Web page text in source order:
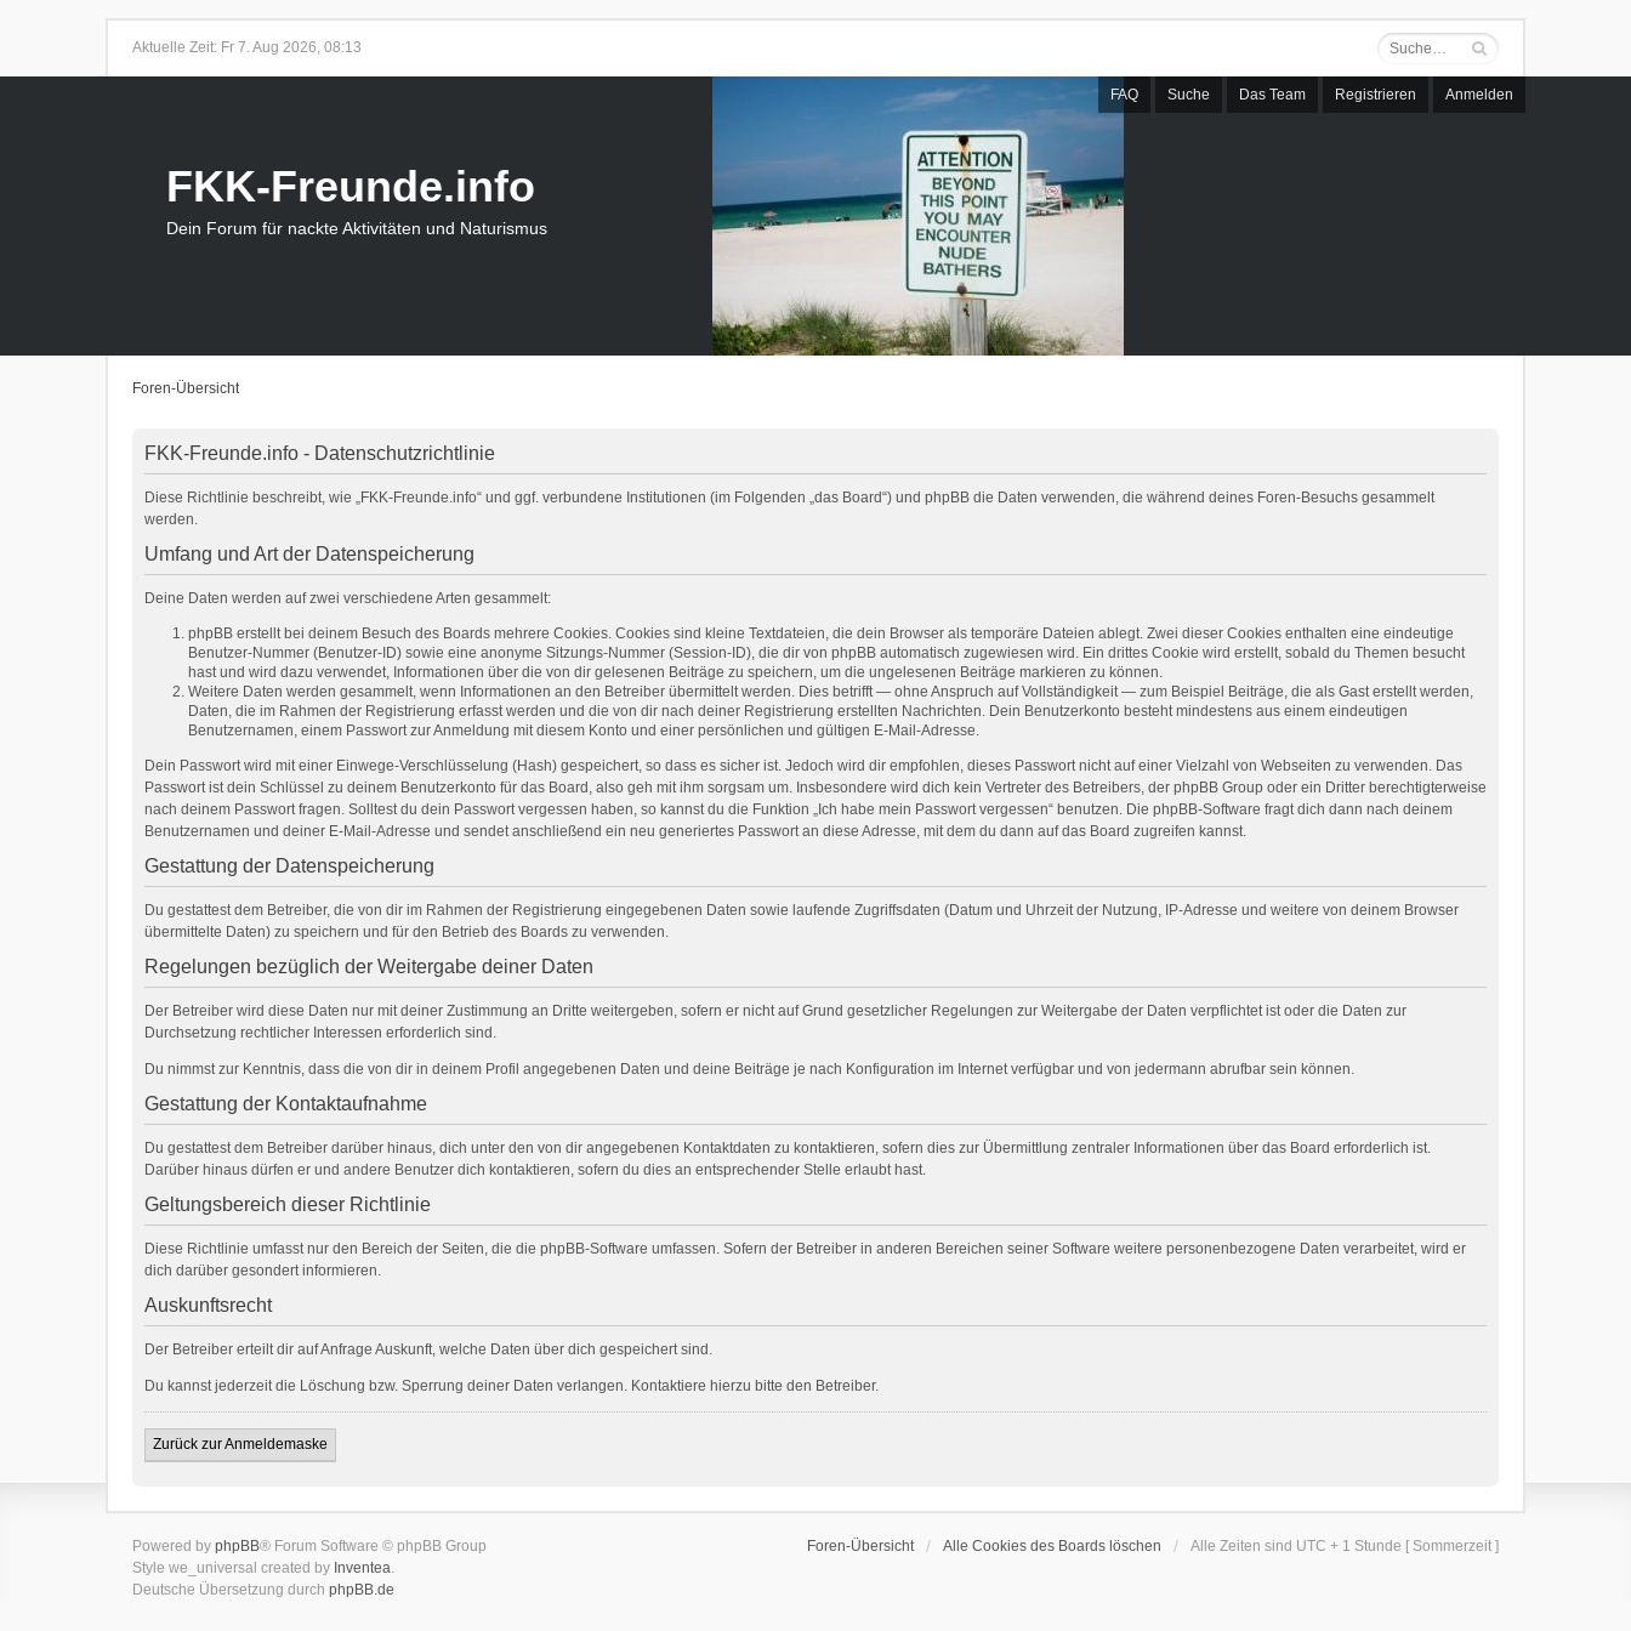
Aktuelle Zeit: Fr 7. Aug 2026, 08:13
FAQ Suche Das Team Registrieren Anmelden
FKK-Freunde.info
Dein Forum für nackte Aktivitäten und Naturismus
Foren-Übersicht
FKK-Freunde.info - Datenschutzrichtlinie
Diese Richtlinie beschreibt, wie „FKK-Freunde.info“ und ggf. verbundene Institutionen (im Folgenden „das Board“) und phpBB die Daten verwenden, die während deines Foren-Besuchs gesammelt
werden.
Umfang und Art der Datenspeicherung
Deine Daten werden auf zwei verschiedene Arten gesammelt:
phpBB erstellt bei deinem Besuch des Boards mehrere Cookies. Cookies sind kleine Textdateien, die dein Browser als temporäre Dateien ablegt. Zwei dieser Cookies enthalten eine eindeutige
Benutzer-Nummer (Benutzer-ID) sowie eine anonyme Sitzungs-Nummer (Session-ID), die dir von phpBB automatisch zugewiesen wird. Ein drittes Cookie wird erstellt, sobald du Themen besucht
hast und wird dazu verwendet, Informationen über die von dir gelesenen Beiträge zu speichern, um die ungelesenen Beiträge markieren zu können.
Weitere Daten werden gesammelt, wenn Informationen an den Betreiber übermittelt werden. Dies betrifft — ohne Anspruch auf Vollständigkeit — zum Beispiel Beiträge, die als Gast erstellt werden,
Daten, die im Rahmen der Registrierung erfasst werden und die von dir nach deiner Registrierung erstellten Nachrichten. Dein Benutzerkonto besteht mindestens aus einem eindeutigen
Benutzernamen, einem Passwort zur Anmeldung mit diesem Konto und einer persönlichen und gültigen E-Mail-Adresse.
Dein Passwort wird mit einer Einwege-Verschlüsselung (Hash) gespeichert, so dass es sicher ist. Jedoch wird dir empfohlen, dieses Passwort nicht auf einer Vielzahl von Webseiten zu verwenden. Das
Passwort ist dein Schlüssel zu deinem Benutzerkonto für das Board, also geh mit ihm sorgsam um. Insbesondere wird dich kein Vertreter des Betreibers, der phpBB Group oder ein Dritter berechtigterweise
nach deinem Passwort fragen. Solltest du dein Passwort vergessen haben, so kannst du die Funktion „Ich habe mein Passwort vergessen“ benutzen. Die phpBB-Software fragt dich dann nach deinem
Benutzernamen und deiner E-Mail-Adresse und sendet anschließend ein neu generiertes Passwort an diese Adresse, mit dem du dann auf das Board zugreifen kannst.
Gestattung der Datenspeicherung
Du gestattest dem Betreiber, die von dir im Rahmen der Registrierung eingegebenen Daten sowie laufende Zugriffsdaten (Datum und Uhrzeit der Nutzung, IP-Adresse und weitere von deinem Browser
übermittelte Daten) zu speichern und für den Betrieb des Boards zu verwenden.
Regelungen bezüglich der Weitergabe deiner Daten
Der Betreiber wird diese Daten nur mit deiner Zustimmung an Dritte weitergeben, sofern er nicht auf Grund gesetzlicher Regelungen zur Weitergabe der Daten verpflichtet ist oder die Daten zur
Durchsetzung rechtlicher Interessen erforderlich sind.
Du nimmst zur Kenntnis, dass die von dir in deinem Profil angegebenen Daten und deine Beiträge je nach Konfiguration im Internet verfügbar und von jedermann abrufbar sein können.
Gestattung der Kontaktaufnahme
Du gestattest dem Betreiber darüber hinaus, dich unter den von dir angegebenen Kontaktdaten zu kontaktieren, sofern dies zur Übermittlung zentraler Informationen über das Board erforderlich ist.
Darüber hinaus dürfen er und andere Benutzer dich kontaktieren, sofern du dies an entsprechender Stelle erlaubt hast.
Geltungsbereich dieser Richtlinie
Diese Richtlinie umfasst nur den Bereich der Seiten, die die phpBB-Software umfassen. Sofern der Betreiber in anderen Bereichen seiner Software weitere personenbezogene Daten verarbeitet, wird er
dich darüber gesondert informieren.
Auskunftsrecht
Der Betreiber erteilt dir auf Anfrage Auskunft, welche Daten über dich gespeichert sind.
Du kannst jederzeit die Löschung bzw. Sperrung deiner Daten verlangen. Kontaktiere hierzu bitte den Betreiber.
Zurück zur Anmeldemaske
Foren-Übersicht Alle Cookies des Boards löschen Alle Zeiten sind UTC + 1 Stunde [ Sommerzeit ]
Powered by phpBB® Forum Software © phpBB Group
Style we_universal created by Inventea.
Deutsche Übersetzung durch phpBB.de